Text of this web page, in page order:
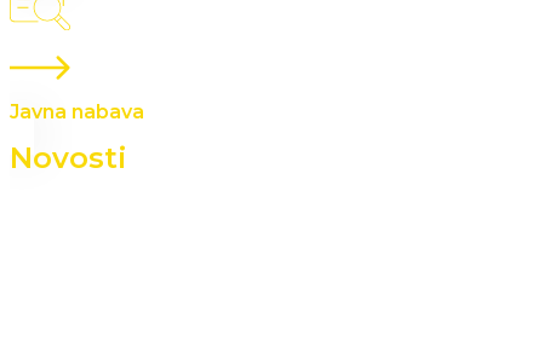
Javna nabava
Novosti